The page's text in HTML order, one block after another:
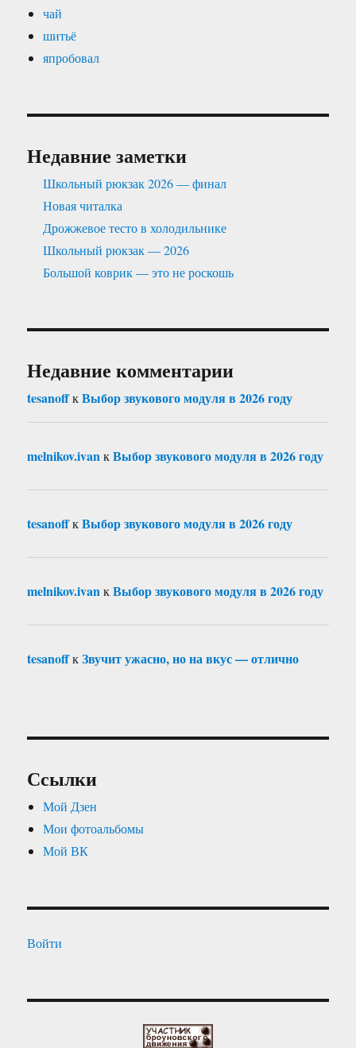
чай
шитьё
япробовал
Недавние заметки
Школьный рюкзак 2026 — финал
Новая читалка
Дрожжевое тесто в холодильнике
Школьный рюкзак — 2026
Большой коврик — это не роскошь
Недавние комментарии
tesanoffкВыбор звукового модуля в 2026 году
melnikov.ivanкВыбор звукового модуля в 2026 году
tesanoffкВыбор звукового модуля в 2026 году
melnikov.ivanкВыбор звукового модуля в 2026 году
tesanoffкЗвучит ужасно, но на вкус — отлично
Ссылки
Мой Дзен
Мои фотоальбомы
Мой ВК
Войти